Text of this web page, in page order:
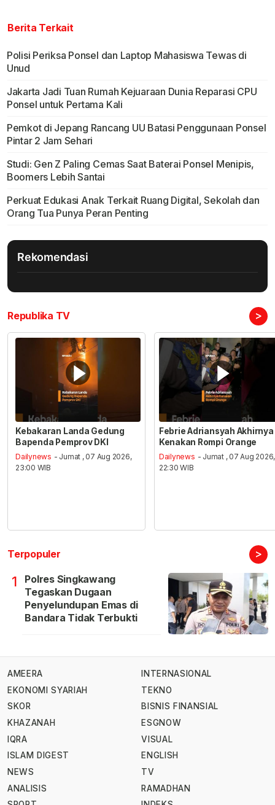
Berita Terkait
Polisi Periksa Ponsel dan Laptop Mahasiswa Tewas di
Unud
Jakarta Jadi Tuan Rumah Kejuaraan Dunia Reparasi CPU
Ponsel untuk Pertama Kali
Pemkot di Jepang Rancang UU Batasi Penggunaan Ponsel
Pintar 2 Jam Sehari
Studi: Gen Z Paling Cemas Saat Baterai Ponsel Menipis,
Boomers Lebih Santai
Perkuat Edukasi Anak Terkait Ruang Digital, Sekolah dan
Orang Tua Punya Peran Penting
Rekomendasi
Republika TV >
Kebakaran Landa Gedung
Bapenda Pemprov DKI
Dailynews - Jumat , 07 Aug 2026,
23:00 WIB
Febrie Adriansyah Akhirnya
Kenakan Rompi Orange
Dailynews - Jumat , 07 Aug 2026,
22:30 WIB
Terpopuler >
1
Polres Singkawang
Tegaskan Dugaan
Penyelundupan Emas di
Bandara Tidak Terbukti
AMEERA
EKONOMI SYARIAH
SKOR
KHAZANAH
IQRA
ISLAM DIGEST
NEWS
ANALISIS
INTERNASIONAL
TEKNO
BISNIS FINANSIAL
ESGNOW
VISUAL
ENGLISH
TV
RAMADHAN